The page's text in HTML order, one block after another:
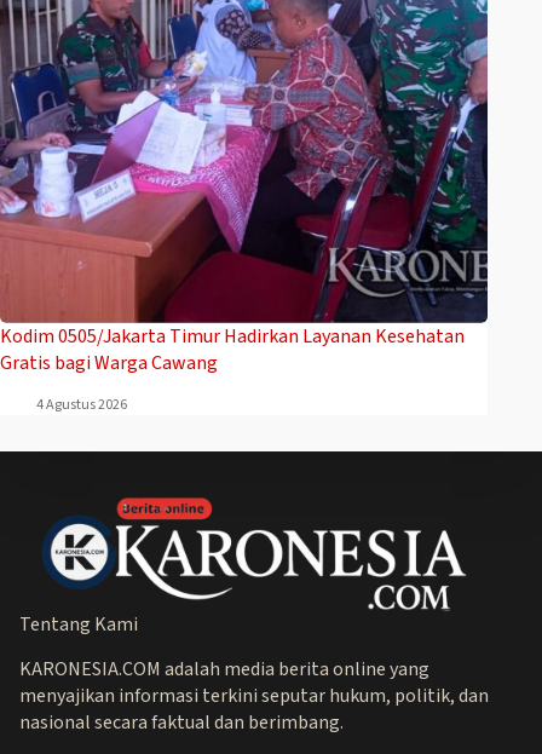
Kodim 0505/Jakarta Timur Hadirkan Layanan Kesehatan
Gratis bagi Warga Cawang
4 Agustus 2026
Tentang Kami
KARONESIA.COM adalah media berita online yang
menyajikan informasi terkini seputar hukum, politik, dan
nasional secara faktual dan berimbang.